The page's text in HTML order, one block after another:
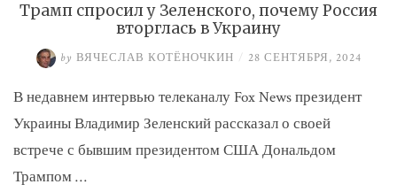
Трамп спросил у Зеленского, почему Россия
вторглась в Украину
by ВЯЧЕСЛАВ КОТЁНОЧКИН / 28 СЕНТЯБРЯ, 2024
В недавнем интервью телеканалу Fox News президент
Украины Владимир Зеленский рассказал о своей
встрече с бывшим президентом США Дональдом
Трампом …